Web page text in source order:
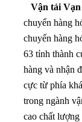
Vận tải Vạn
chuyển hàng
chuyển hàng
63 tỉnh thành
hàng và nhận
cực từ phía
trong ngành
cao chất